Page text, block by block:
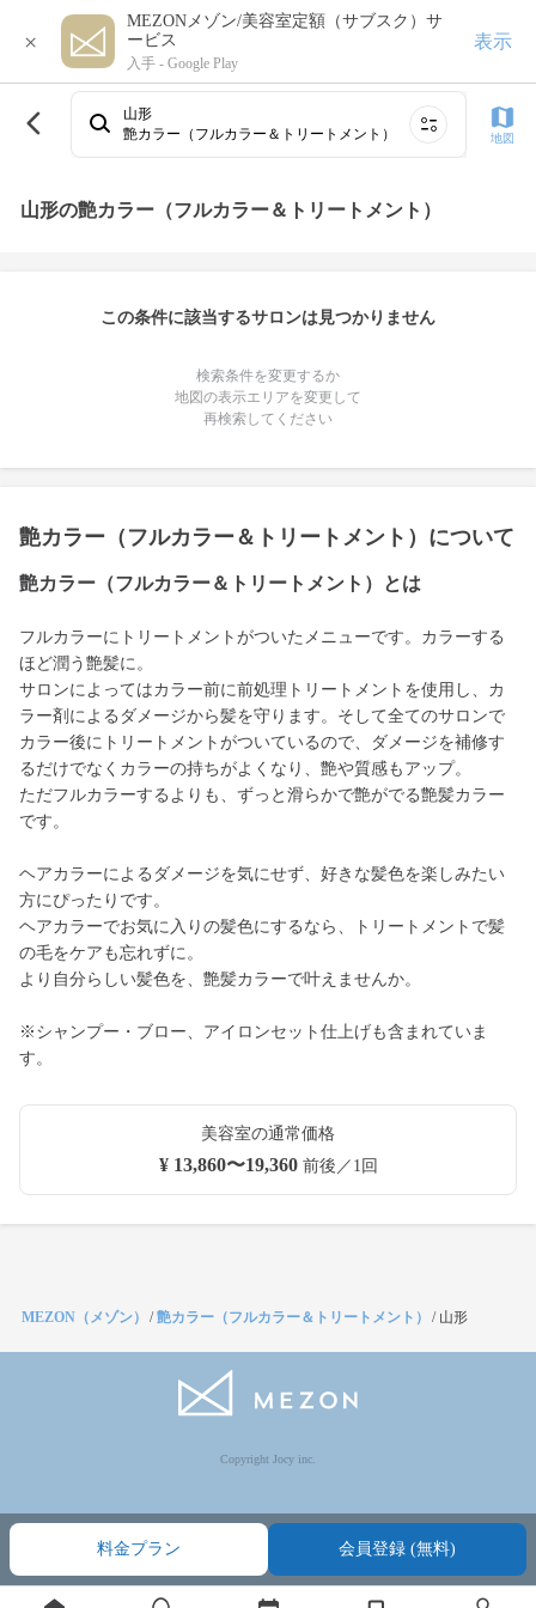
×
MEZONメゾン/美容室定額（サブスク）サ
ービス
入手 - Google Play
表示
山形
艶カラー（フルカラー＆トリートメント）
地図
山形の艶カラー（フルカラー＆トリートメント）
この条件に該当するサロンは見つかりません
検索条件を変更するか
地図の表示エリアを変更して
再検索してください
艶カラー（フルカラー＆トリートメント）について
艶カラー（フルカラー＆トリートメント）とは
フルカラーにトリートメントがついたメニューです。カラーする
ほど潤う艶髪に。
サロンによってはカラー前に前処理トリートメントを使用し、カ
ラー剤によるダメージから髪を守ります。そして全てのサロンで
カラー後にトリートメントがついているので、ダメージを補修す
るだけでなくカラーの持ちがよくなり、艶や質感もアップ。
ただフルカラーするよりも、ずっと滑らかで艶がでる艶髪カラー
です。
ヘアカラーによるダメージを気にせず、好きな髪色を楽しみたい
方にぴったりです。
ヘアカラーでお気に入りの髪色にするなら、トリートメントで髪
の毛をケアも忘れずに。
より自分らしい髪色を、艶髪カラーで叶えませんか。
※シャンプー・ブロー、アイロンセット仕上げも含まれていま
す。
美容室の通常価格
¥ 13,860〜19,360前後／1回
料金プラン 会員登録 (無料)
MEZON（メゾン） /艶カラー（フルカラー＆トリートメント） / 山形
Copyright Jocy inc.